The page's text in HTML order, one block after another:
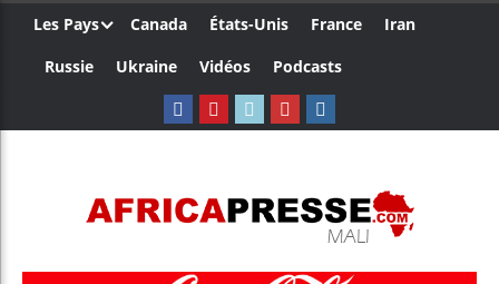
Les Pays Canada États-Unis France
Iran
Russie
Ukraine Vidéos Podcasts